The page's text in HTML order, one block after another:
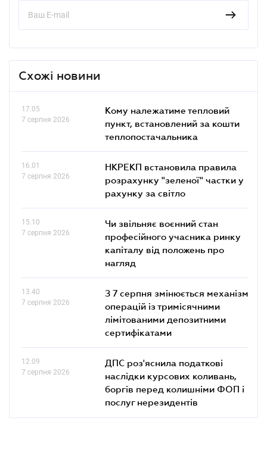
Схожі новини
17.05
7 серпня 2026
Кому належатиме тепловий
пункт, встановлений за кошти
теплопостачальника
16.01
7 серпня 2026
НКРЕКП встановила правила
розрахунку "зеленої" частки у
рахунку за світло
15.10
7 серпня 2026
Чи звільняє воєнний стан
професійного учасника ринку
капіталу від положень про
нагляд
13.40
7 серпня 2026
З 7 серпня змінюється механізм
операцій із тримісячними
лімітованими депозитними
сертифікатами
12.09
7 серпня 2026
ДПС роз'яснила податкові
наслідки курсових коливань,
боргів перед колишніми ФОП і
послуг нерезидентів